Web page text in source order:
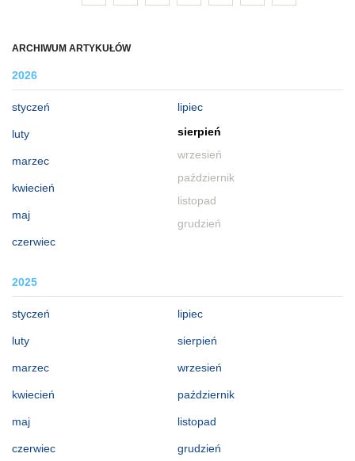
ARCHIWUM ARTYKUŁÓW
2026
styczeń
luty
marzec
kwiecień
maj
czerwiec
lipiec
sierpień
wrzesień
październik
listopad
grudzień
2025
styczeń
luty
marzec
kwiecień
maj
czerwiec
lipiec
sierpień
wrzesień
październik
listopad
grudzień